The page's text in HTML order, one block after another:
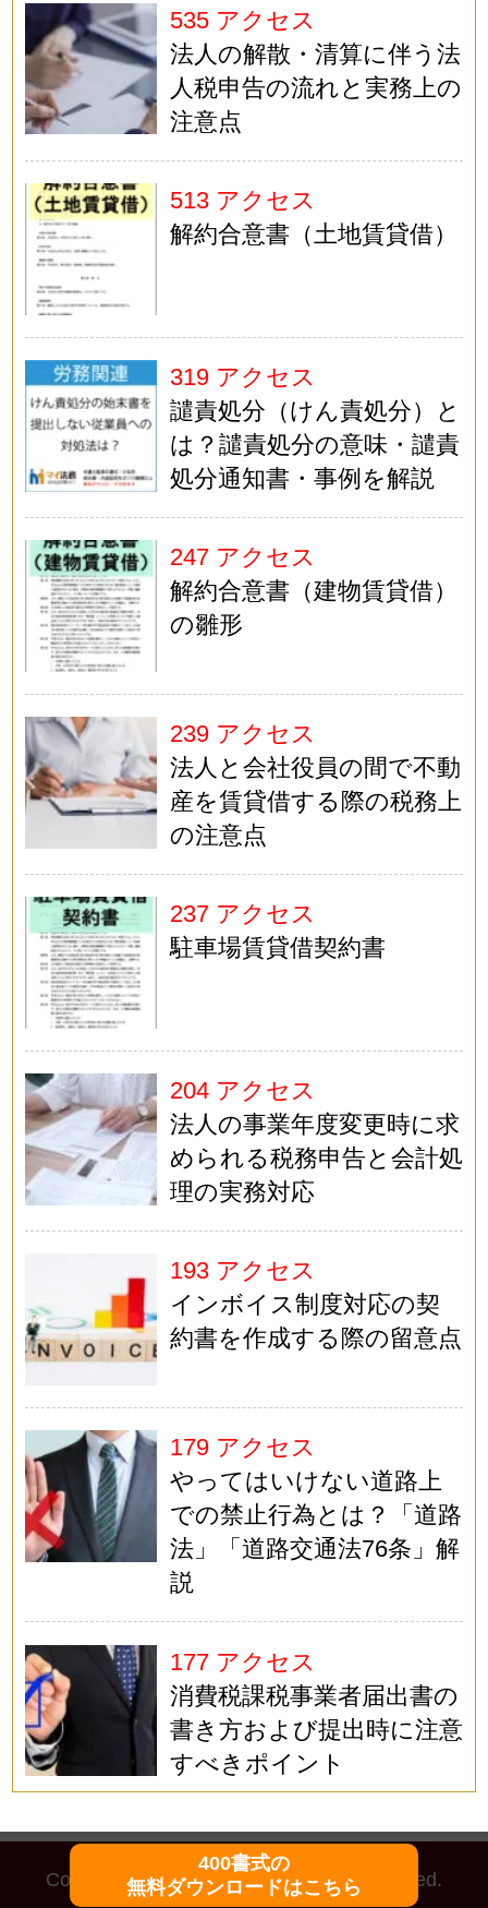
535 アクセス
法人の解散・清算に伴う法
人税申告の流れと実務上の
注意点
513 アクセス
解約合意書（土地賃貸借）
319 アクセス
譴責処分（けん責処分）と
は？譴責処分の意味・譴責
処分通知書・事例を解説
247 アクセス
解約合意書（建物賃貸借）
の雛形
239 アクセス
法人と会社役員の間で不動
産を賃貸借する際の税務上
の注意点
237 アクセス
駐車場賃貸借契約書
204 アクセス
法人の事業年度変更時に求
められる税務申告と会計処
理の実務対応
193 アクセス
インボイス制度対応の契
約書を作成する際の留意点
179 アクセス
やってはいけない道路上
での禁止行為とは？「道路
法」「道路交通法76条」解
説
177 アクセス
消費税課税事業者届出書の
書き方および提出時に注意
すべきポイント
Copyright (C) マイ法務 All Rights Reserved.
400書式の
無料ダウンロードはこちら